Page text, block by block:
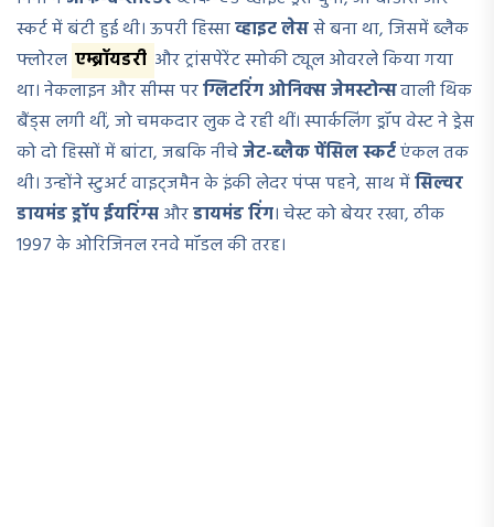
स्कर्ट में बंटी हुई थी। ऊपरी हिस्साव्हाइट लेससे बना था, जिसमें ब्लैक
फ्लोरल एम्ब्रॉयडरी और ट्रांसपेरेंट स्मोकी ट्यूल ओवरले किया गया
था। नेकलाइन और सीम्स परग्लिटरिंग ओनिक्स जेमस्टोन्सवाली थिक
बैंड्स लगी थीं, जो चमकदार लुक दे रही थीं। स्पार्कलिंग ड्रॉप वेस्ट ने ड्रेस
को दो हिस्सों में बांटा, जबकि नीचेजेट-ब्लैक पेंसिल स्कर्टएंकल तक
थी। उन्होंने स्टुअर्ट वाइट्जमैन के इंकी लेदर पंप्स पहने, साथ मेंसिल्वर
डायमंड ड्रॉप ईयरिंग्सऔरडायमंड रिंग। चेस्ट को बेयर रखा, ठीक
1997 के ओरिजिनल रनवे मॉडल की तरह।